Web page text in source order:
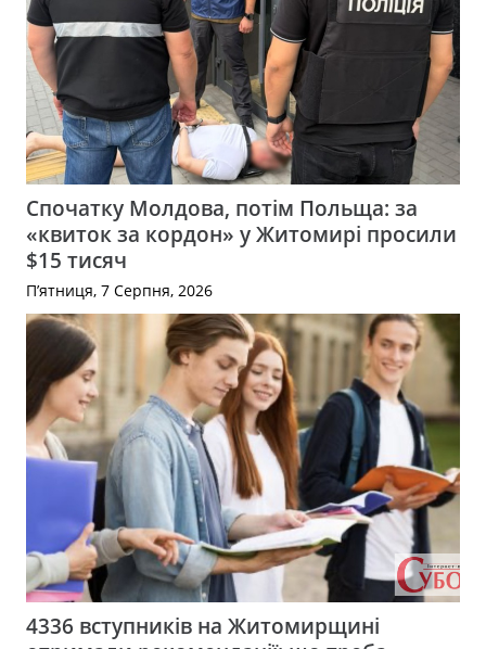
Спочатку Молдова, потім Польща: за
«квиток за кордон» у Житомирі просили
$15 тисяч
П’ятниця, 7 Серпня, 2026
4336 вступників на Житомирщині